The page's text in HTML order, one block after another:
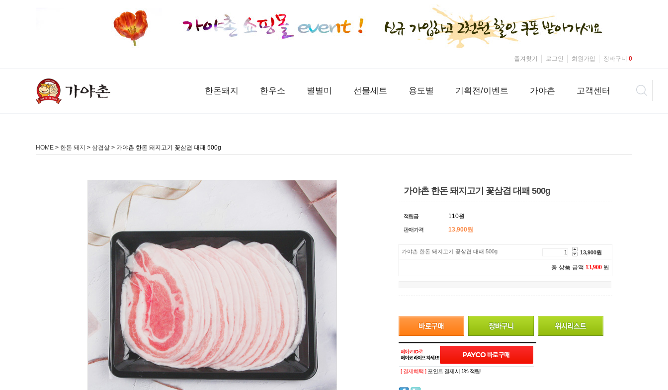
즐겨찾기 로그인 회원가입 장바구니 0
한돈돼지 한우소 별별미 선물세트 용도별 기획전/이벤트 가야촌 고객센터
HOME > 한돈 돼지 > 삼겹살 > 가야촌 한돈 돼지고기 꽃삼겹 대패 500g
가야촌 한돈 돼지고기 꽃삼겹 대패 500g
적립금 110원
판매가격 13,900원
가야촌 한돈 돼지고기 꽃삼겹 대패 500g 13,900원
총 상품 금액 13,900 원
[ 결제혜택 ] 포인트 결제시 1% 적립!